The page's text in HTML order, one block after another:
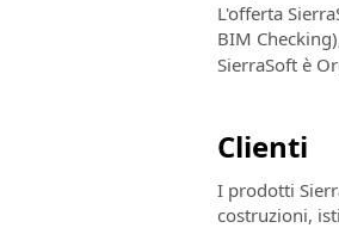
L'offerta
BIM
SierraSoft è
Clienti
I prodotti
costruzioni,